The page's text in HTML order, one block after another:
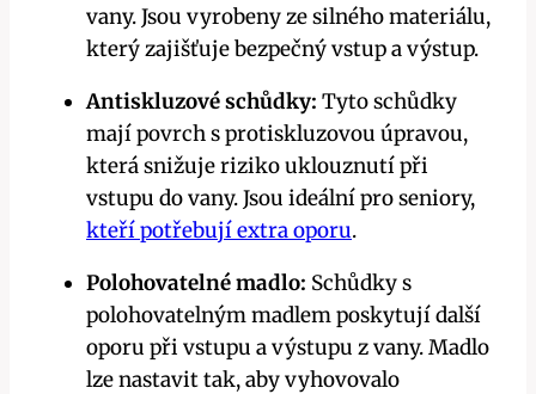
vany. Jsou vyrobeny ze silného materiálu,
který zajišťuje bezpečný vstup a výstup.
Antiskluzové schůdky: Tyto schůdky
mají povrch s protiskluzovou úpravou,
která snižuje riziko uklouznutí při
vstupu do vany. Jsou ideální pro seniory,
kteří potřebují extra oporu.
Polohovatelné madlo: Schůdky s
polohovatelným madlem poskytují další
oporu při vstupu a výstupu z vany. Madlo
lze nastavit tak, aby vyhovovalo